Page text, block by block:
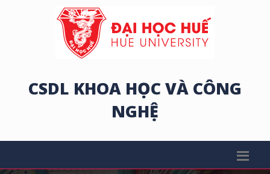
CSDL KHOA HỌC VÀ CÔNG
NGHỆ